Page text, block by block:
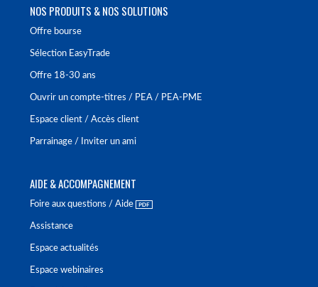
NOS PRODUITS & NOS SOLUTIONS
Offre bourse
Sélection EasyTrade
Offre 18-30 ans
Ouvrir un compte-titres / PEA / PEA-PME
Espace client / Accès client
Parrainage / Inviter un ami
AIDE & ACCOMPAGNEMENT
Foire aux questions / Aide
Assistance
Espace actualités
Espace webinaires